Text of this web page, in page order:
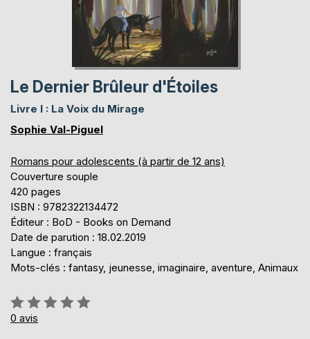
Le Dernier Brûleur d'Étoiles
Livre I : La Voix du Mirage
Sophie Val-Piguel
Romans pour adolescents (à partir de 12 ans)
Couverture souple
420 pages
ISBN : 9782322134472
Éditeur : BoD - Books on Demand
Date de parution : 18.02.2019
Langue : français
Mots-clés : fantasy, jeunesse, imaginaire, aventure, Animaux
Évaluation:
0%
0 avis